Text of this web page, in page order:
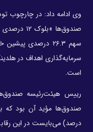
وی ادامه داد: در چارچوب
صندوق‌ها
سهم ۲۶.۳ درصدی
است.
رییس هیئت‌رئیسه
درصد) می‌بایست در این